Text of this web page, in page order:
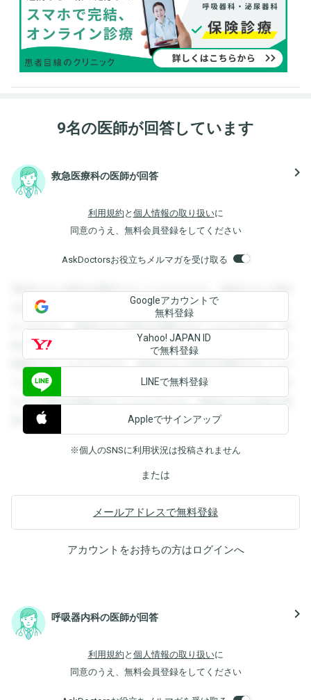
9名の医師が回答しています
救急医療科の医師が回答 navigate_next
利用規約 と 個人情報の取り扱いに
同意のうえ、無料会員登録をしてください
AskDoctorsお役立ちメルマガを受け取る
登録すると回答を閲覧することができます。登録すると回答
を閲覧することができます。登録すると回答を閲覧すること
ができます。登録すると回答を閲覧することができます。登
録すると回答を閲覧することができます。登録すると回答を
閲覧することができます。登録すると回答を閲覧することが
できます。登録すると回答を閲覧することができます。登録
すると回答を閲覧することができます。登録すると回答を閲
覧することができます。
Googleアカウントで
無料登録
Yahoo! JAPAN ID
で無料登録
LINEで無料登録
Appleでサインアップ
※個人のSNSに利用状況は投稿されません
または
メールアドレスで無料登録
アカウントをお持ちの方はログインへ
呼吸器内科の医師が回答 navigate_next
利用規約 と 個人情報の取り扱いに
同意のうえ、無料会員登録をしてください